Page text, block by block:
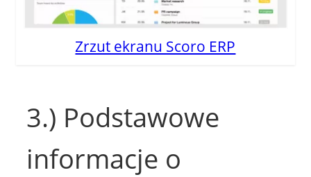
Zrzut ekranu Scoro ERP
3.) Podstawowe
informacje o